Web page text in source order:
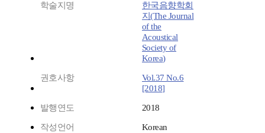
학술지명
한국음향학회
지(The Journal
of the
Acoustical
Society of
Korea)
권호사항
Vol.37 No.6
[2018]
발행연도 2018
작성언어 Korean